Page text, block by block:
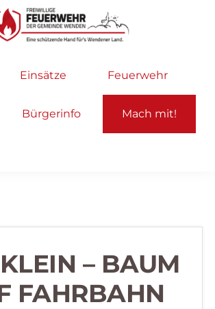
Einsätze Feuerwehr
Bürgerinfo Mach mit!
– BAUM
FAHRBAHN